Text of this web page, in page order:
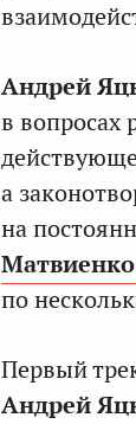
Андрей
в вопросах
а
на
Матвиенко
по
Первый
Андрей